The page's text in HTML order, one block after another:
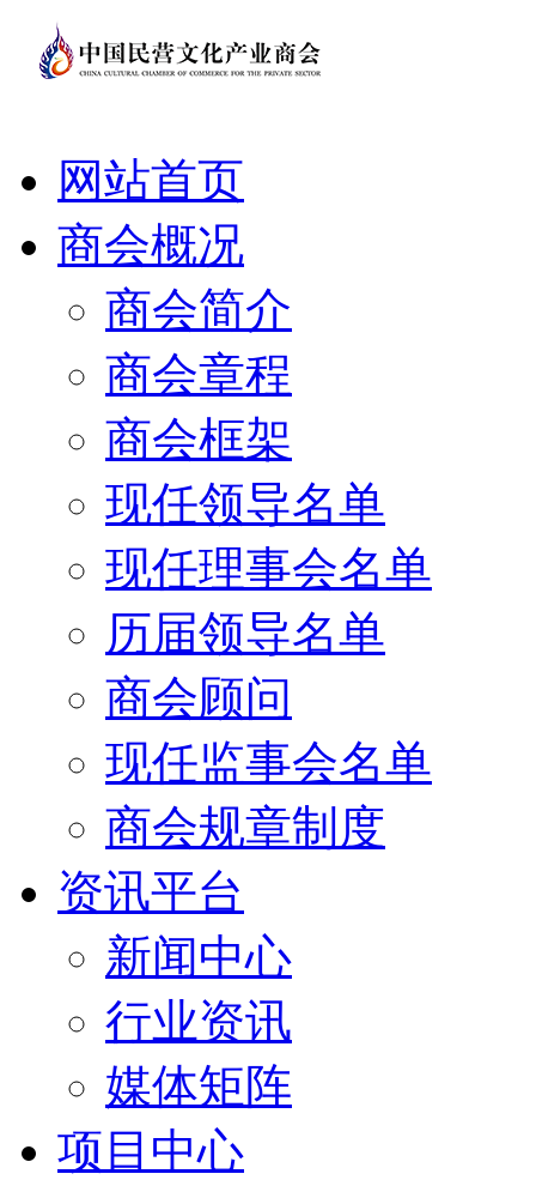
网站首页
商会概况
商会简介
商会章程
商会框架
现任领导名单
现任理事会名单
历届领导名单
商会顾问
现任监事会名单
商会规章制度
资讯平台
新闻中心
行业资讯
媒体矩阵
项目中心